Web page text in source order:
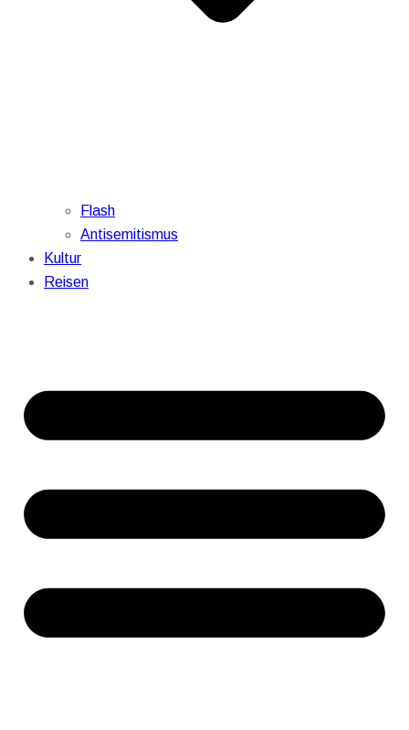
Flash
Antisemitismus
Kultur
Reisen